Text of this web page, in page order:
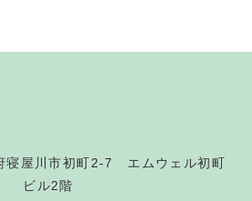
屋川市初町2-7 エムウェル初町
ビル2階